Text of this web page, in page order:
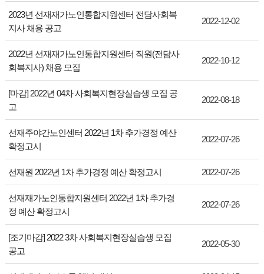
2023년 선재재가노인통합지원센터 전담사회복
지사 채용 공고
2022-12-02
2022년 선재재가노인통합지원센터 직원(전담사
회복지사) 채용 모집
2022-10-12
[마감] 2022년 04차 사회복지현장실습생 모집 공
고
2022-08-18
선재주야간노인센터 2022년 1차 추가경정 예산
확정고시
2022-07-26
선재원 2022년 1차 추가경정 예산 확정고시 2022-07-26
선재재가노인통합지원센터 2022년 1차 추가경
정 예산 확정고시
2022-07-26
[조기마감] 2022 3차 사회복지현장실습생 모집
공고
2022-05-30